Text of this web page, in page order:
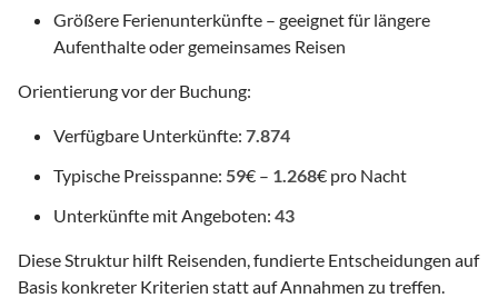
Größere Ferienunterkünfte – geeignet für längere
Aufenthalte oder gemeinsames Reisen
Orientierung vor der Buchung:
Verfügbare Unterkünfte: 7.874
Typische Preisspanne: 59€ – 1.268€ pro Nacht
Unterkünfte mit Angeboten: 43
Diese Struktur hilft Reisenden, fundierte Entscheidungen auf
Basis konkreter Kriterien statt auf Annahmen zu treffen.